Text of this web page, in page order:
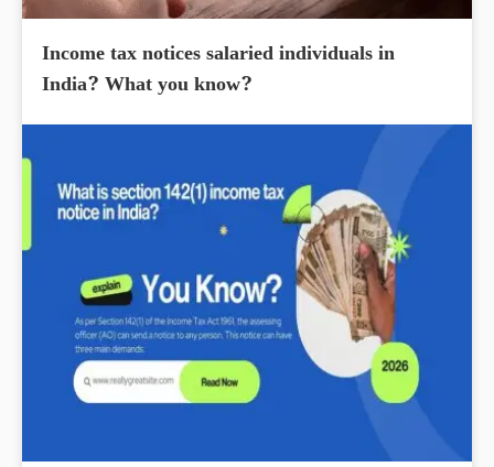
Income tax notices salaried individuals in
India? What you know?